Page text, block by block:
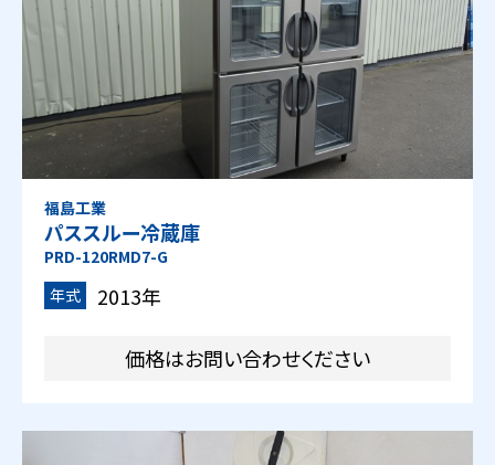
福島工業
パススルー冷蔵庫
PRD-120RMD7-G
年式
2013年
価格はお問い合わせください